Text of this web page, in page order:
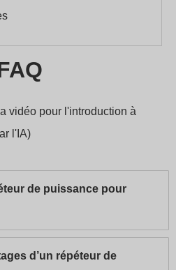
vidéo pour l'introduction à
l'IA)
de puissance pour
d’un répéteur de